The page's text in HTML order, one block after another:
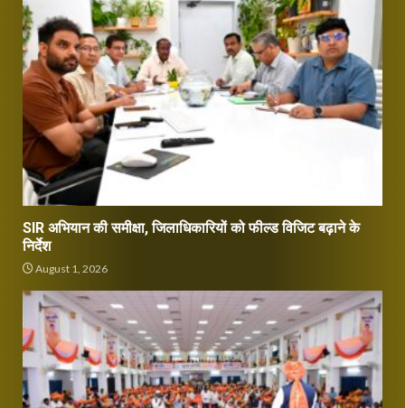
SIR अभियान की समीक्षा, जिलाधिकारियों को फील्ड विजिट बढ़ाने के
निर्देश
August 1, 2026